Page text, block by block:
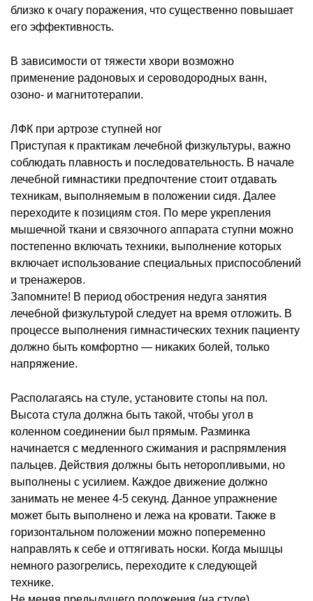
близко к очагу поражения, что существенно повышает
его эффективность.
В зависимости от тяжести хвори возможно
применение радоновых и сероводородных ванн,
озоно- и магнитотерапии.
ЛФК при артрозе ступней ног
Приступая к практикам лечебной физкультуры, важно
соблюдать плавность и последовательность. В начале
лечебной гимнастики предпочтение стоит отдавать
техникам, выполняемым в положении сидя. Далее
переходите к позициям стоя. По мере укрепления
мышечной ткани и связочного аппарата ступни можно
постепенно включать техники, выполнение которых
включает использование специальных приспособлений
и тренажеров.
Запомните! В период обострения недуга занятия
лечебной физкультурой следует на время отложить. В
процессе выполнения гимнастических техник пациенту
должно быть комфортно — никаких болей, только
напряжение.
Располагаясь на стуле, установите стопы на пол.
Высота стула должна быть такой, чтобы угол в
коленном соединении был прямым. Разминка
начинается с медленного сжимания и распрямления
пальцев. Действия должны быть неторопливыми, но
выполнены с усилием. Каждое движение должно
занимать не менее 4-5 секунд. Данное упражнение
может быть выполнено и лежа на кровати. Также в
горизонтальном положении можно попеременно
направлять к себе и оттягивать носки. Когда мышцы
немного разогрелись, переходите к следующей
технике.